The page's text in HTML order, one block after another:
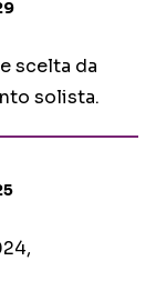
scelta da
solista.